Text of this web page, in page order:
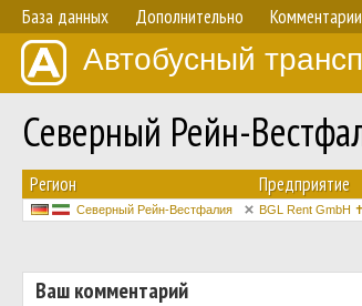
База данных Дополнительно Комментарии
Автобусный
Северный Рейн-
Регион Предприятие
Северный Рейн-Вестфалия BGL Rent GmbH ✝︎
Ваш комментарий